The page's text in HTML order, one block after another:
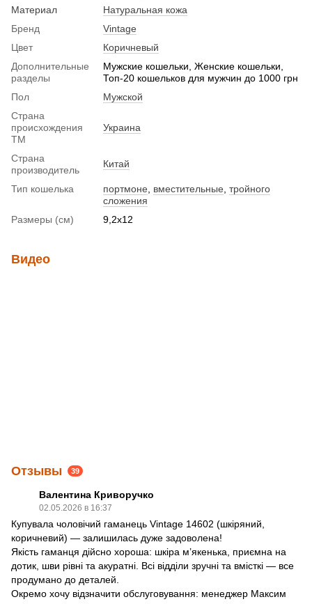
Материал
Натуральная кожа
Бренд
Vintage
Цвет
Коричневый
Дополнительные
разделы
Мужские кошельки, Женские кошельки,
Топ-20 кошельков для мужчин до 1000 грн
Пол
Мужской
Страна
происхождения
ТМ
Украина
Страна
производитель
Китай
Тип кошелька портмоне вместительные тройного
сложения
Размеры (см)
9,2x12
Видео
Отзывы 39
Валентина Криворучко
02.05.2026 в 16:37
Купувала чоловічий гаманець Vintage 14602 (шкіряний,
коричневий) — залишилась дуже задоволена!
Якість гаманця дійсно хороша: шкіра м’якенька, приємна на
дотик, шви рівні та акуратні. Всі відділи зручні та вмісткі — все
продумано до деталей.
Окремо хочу відзначити обслуговування: менеджер Максим